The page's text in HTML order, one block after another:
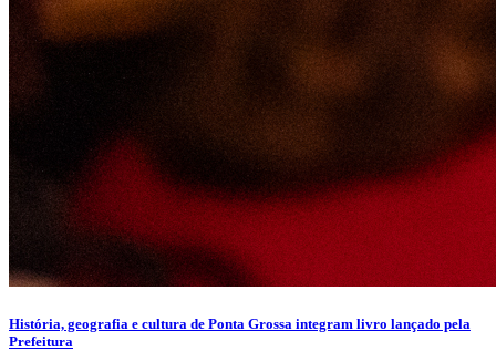
História, geografia e cultura de Ponta Grossa integram livro lançado pela
Prefeitura